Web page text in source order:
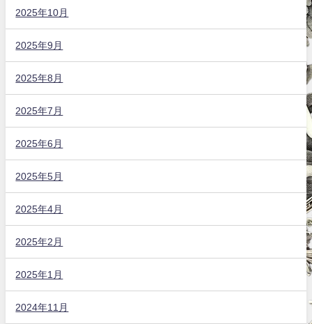
2025年10月
2025年9月
2025年8月
2025年7月
2025年6月
2025年5月
2025年4月
2025年2月
2025年1月
2024年11月